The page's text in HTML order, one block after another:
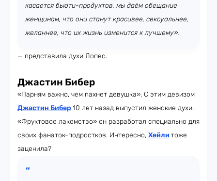
касается бьюти-продуктов, мы даём обещание
женщинам, что они станут красивее, сексуальнее,
желаннее, что их жизнь изменится к лучшему»,
— представила духи Лопес.
Джастин Бибер
«Парням важно, чем пахнет девушка». С этим девизом
Джастин Бибер 10 лет назад выпустил женские духи.
«Фруктовое лакомство» он разработал специально для
своих фанаток-подростков. Интересно, Хейли тоже
заценила?